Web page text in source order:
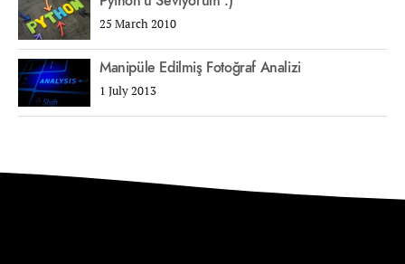
25 March 2010
Manipüle Edilmiş Fotoğraf Analizi
1 July 2013